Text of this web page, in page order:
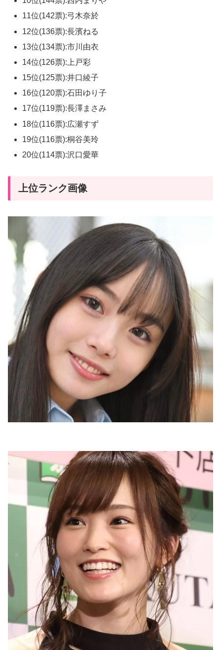
11位(142票):弓木奈於
12位(136票):長濱ねる
13位(134票):市川由衣
14位(126票):上戸彩
15位(125票):井口綾子
16位(120票):石田ゆり子
17位(119票):長澤まさみ
18位(116票):広瀬すず
19位(116票):桐谷美玲
20位(114票):沢口愛華
上位ランク画像